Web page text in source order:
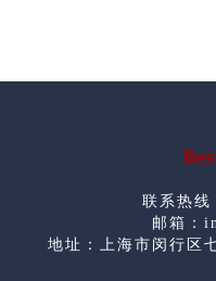
联系热线
邮箱：
地址：上海市闵行区